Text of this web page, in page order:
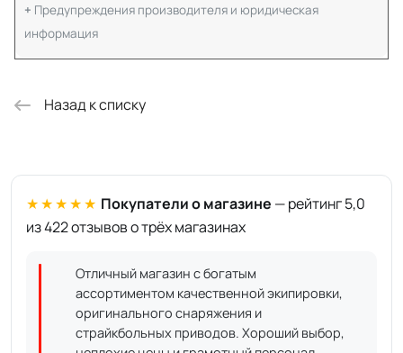
Предупреждения производителя и юридическая
информация
Назад к списку
★★★★★ Покупатели о магазине — рейтинг 5,0
из 422 отзывов о трёх магазинах
Отличный магазин с богатым
ассортиментом качественной экипировки,
оригинального снаряжения и
страйкбольных приводов. Хороший выбор,